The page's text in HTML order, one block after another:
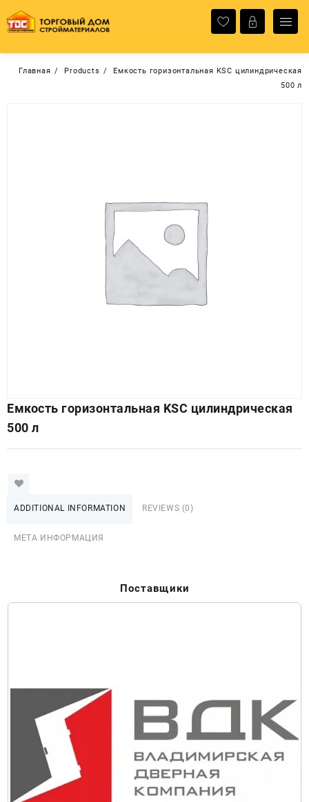
содержимому
Главная Products
Емкость горизонтальная KSC цилиндрическая
500 л
Емкость горизонтальная KSC цилиндрическая
500 л
ADDITIONAL INFORMATION REVIEWS (0)
МЕТА ИНФОРМАЦИЯ
Поставщики